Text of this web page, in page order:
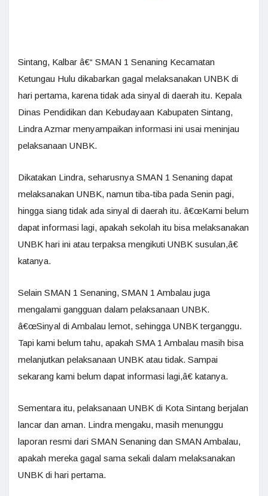
Sintang, Kalbar â€“ SMAN 1 Senaning Kecamatan
Ketungau Hulu dikabarkan gagal melaksanakan UNBK di
hari pertama, karena tidak ada sinyal di daerah itu. Kepala
Dinas Pendidikan dan Kebudayaan Kabupaten Sintang,
Lindra Azmar menyampaikan informasi ini usai meninjau
pelaksanaan UNBK.
Dikatakan Lindra, seharusnya SMAN 1 Senaning dapat
melaksanakan UNBK, namun tiba-tiba pada Senin pagi,
hingga siang tidak ada sinyal di daerah itu. â€œKami belum
dapat informasi lagi, apakah sekolah itu bisa melaksanakan
UNBK hari ini atau terpaksa mengikuti UNBK susulan,â€
katanya.
Selain SMAN 1 Senaning, SMAN 1 Ambalau juga
mengalami gangguan dalam pelaksanaan UNBK.
â€œSinyal di Ambalau lemot, sehingga UNBK terganggu.
Tapi kami belum tahu, apakah SMA 1 Ambalau masih bisa
melanjutkan pelaksanaan UNBK atau tidak. Sampai
sekarang kami belum dapat informasi lagi,â€ katanya.
Sementara itu, pelaksanaan UNBK di Kota Sintang berjalan
lancar dan aman. Lindra mengaku, masih menunggu
laporan resmi dari SMAN Senaning dan SMAN Ambalau,
apakah mereka gagal sama sekali dalam melaksanakan
UNBK di hari pertama.